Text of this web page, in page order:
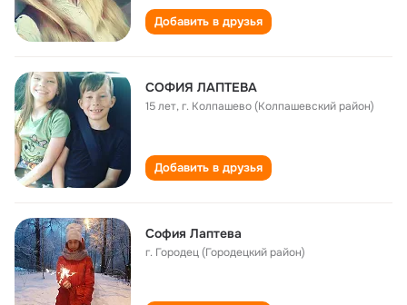
Добавить в друзья
СОФИЯ ЛАПТЕВА
15 лет,г. Колпашево (Колпашевский район)
Добавить в друзья
София Лаптева
г. Городец (Городецкий район)